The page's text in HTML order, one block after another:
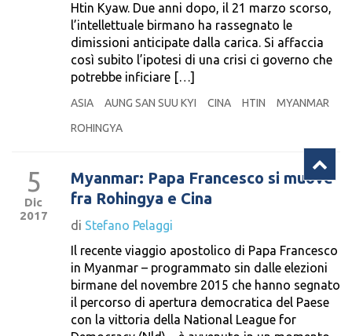
Htin Kyaw. Due anni dopo, il 21 marzo scorso,
l’intellettuale birmano ha rassegnato le
dimissioni anticipate dalla carica. Si affaccia
così subito l’ipotesi di una crisi ci governo che
potrebbe inficiare […]
ASIA AUNG SAN SUU KYI CINA HTIN
MYANMAR
ROHINGYA
5
Dic
2017
Myanmar: Papa Francesco si muove
fra Rohingya e Cina
di Stefano Pelaggi
Il recente viaggio apostolico di Papa Francesco
in Myanmar – programmato sin dalle elezioni
birmane del novembre 2015 che hanno segnato
il percorso di apertura democratica del Paese
con la vittoria della National League for